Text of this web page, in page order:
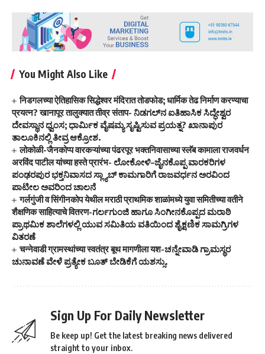
You Might Also Like
निडगलच्या ऐतिहासिक सिद्धेश्वर मंदिरात तोडफोड; धार्मिक तेढ निर्माण करण्याचा
प्रयत्न? खानापूर तालुक्यात तीव्र संताप- ನಿಡಗಲ್‌ನ ಐತಿಹಾಸಿಕ ಸಿದ್ಧೇಶ್ವರ
ದೇವಸ್ಥಾನ ಧ್ವಂಸ; ಧಾರ್ಮಿಕ ವೈಷಮ್ಯ ಸೃಷ್ಟಿಸುವ ಪ್ರಯತ್ನ? ಖಾನಾಪುರ
ತಾಲೂಕಿನಲ್ಲಿ ತೀವ್ರ ಆಕ್ರೋಶ.
लोकोळी-जैनकोप्प वारकऱ्यांच्या पंढरपूर भक्तनिवासाच्या स्लॅब कामाला राजवर्धन
अरविंद पाटील यांच्या हस्ते प्रारंभ- ಲೋಕೋಳಿ–ಜೈನಕೊಪ್ಪ ವಾರಕರಿಗಳ
ಪಂಢರಪುರ ಭಕ್ತನಿವಾಸದ ಸ್ಲ್ಯಾಬ್ ಕಾಮಗಾರಿಗೆ ರಾಜವರ್ಧನ ಅರವಿಂದ
ಪಾಟೀಲ ಅವರಿಂದ ಚಾಲನೆ
गर्लगुंजी व सिंगीनकोप येथील मराठी प्राथमिक शाळांमध्ये युवा समितीच्या वतीने
शैक्षणिक साहित्याचे वितरण-ಗರ್ಲಗುಂಜಿ ಹಾಗೂ ಸಿಂಗೀನಕೊಪ್ಪದ ಮರಾಠಿ
ಪ್ರಾಥಮಿಕ ಶಾಲೆಗಳಲ್ಲಿ ಯುವ ಸಮಿತಿಯ ವತಿಯಿಂದ ಶೈಕ್ಷಣಿಕ ಸಾಮಗ್ರಿಗಳ
ವಿತರಣೆ
चन्नेवाडी ग्रामस्थांच्या स्वतंत्र बूथ मागणीला यश-ಚನ್ನೇವಾಡಿ ಗ್ರಾಮಸ್ಥರ
ಚುನಾವಣೆ ವೇಳೆ ಪ್ರತ್ಯೇಕ ಬೂತ್‌ ಬೇಡಿಕೆಗೆ ಯಶಸ್ಸು.
Sign Up For Daily Newsletter
Be keep up! Get the latest breaking news delivered
straight to your inbox.